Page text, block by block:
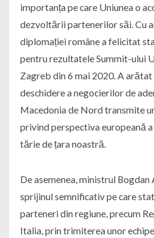
importanța pe care Uniunea o
dezvoltării partenerilor săi. Cu
diplomației române a felicitat
pentru rezultatele Summit-ului
Zagreb din 6 mai 2020. A arătat
deschidere a negocierilor de
Macedonia de Nord transmite
privind perspectiva europeană
tărie de țara noastră.
De asemenea, ministrul Bogdan
sprijinul semnificativ pe care
parteneri din regiune, precum
Italia, prin trimiterea unor